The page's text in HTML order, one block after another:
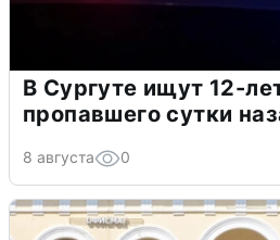
В Сургуте ищут 12-
пропавшего сутки
8 августа 0